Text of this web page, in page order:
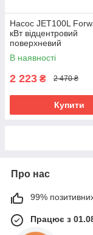
Насос JET100L
кВт відцентровий
поверхневий
В наявності
2 223 ₴ 2 470 ₴
Купити
Про нас
99% позитивних
Працює з